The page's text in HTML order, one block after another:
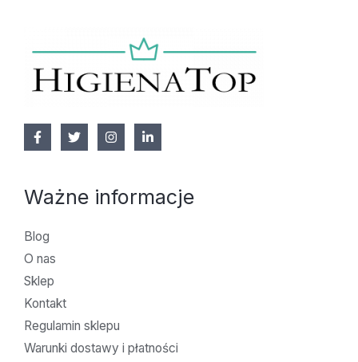
Ważne informacje
Blog
O nas
Sklep
Kontakt
Regulamin sklepu
Warunki dostawy i płatności